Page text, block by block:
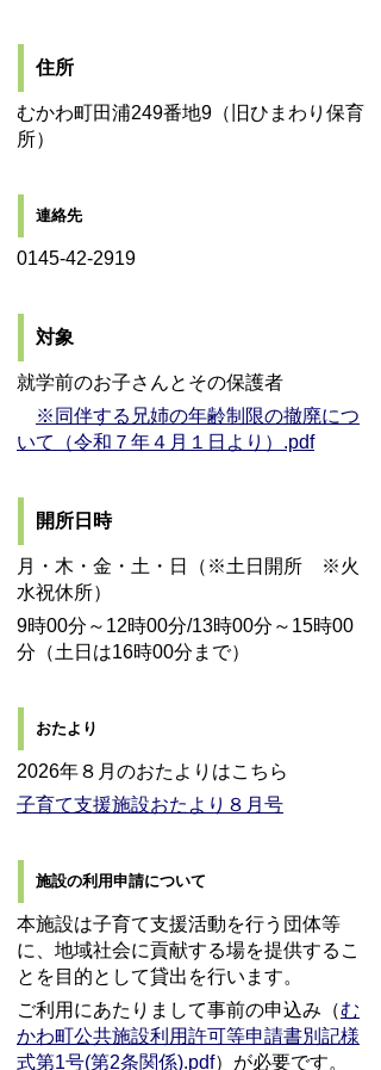
住所
むかわ町田浦249番地9（旧ひまわり保育
所）
連絡先
0145-42-2919
対象
就学前のお子さんとその保護者
※同伴する兄姉の年齢制限の撤廃につ
いて（令和７年４月１日より）.pdf
開所日時
月・木・金・土・日（※土日開所 ※火
水祝休所）
9時00分～12時00分/13時00分～15時00
分（土日は16時00分まで）
おたより
2026年８月のおたよりはこちら
子育て支援施設おたより８月号
施設の利用申請について
本施設は子育て支援活動を行う団体等
に、地域社会に貢献する場を提供するこ
とを目的として貸出を行います。
ご利用にあたりまして事前の申込み（む
かわ町公共施設利用許可等申請書別記様
式第1号(第2条関係).pdf）が必要です。